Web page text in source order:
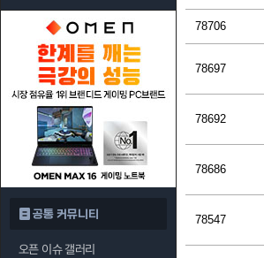
공통 커뮤니티
오픈 이슈 갤러리
78706
78697
78692
78686
78547